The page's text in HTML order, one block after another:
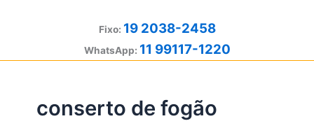
Fixo: 19 2038-2458
WhatsApp: 11 99117-1220
conserto de fogão